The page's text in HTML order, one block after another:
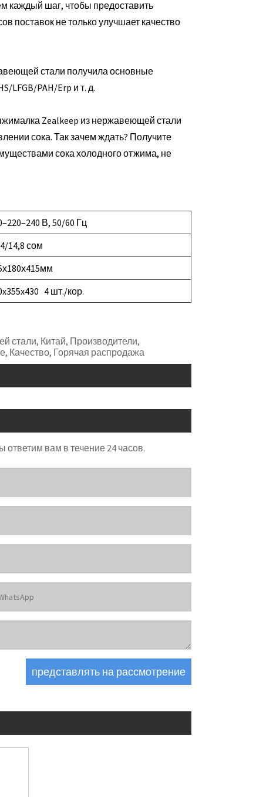
каждый шаг, чтобы предоставить
поставок не только улучшает качество
стали получила основные
LFGB/PAH/Erp и т. д.
Zealkeep из нержавеющей стали
сока. Так зачем ждать? Получите
сока холодного отжима, не
В, 50/60 Гц
14,8 сом
4 шт./кор.
стали, Китай, Производители,
Качество, Горячая распродажа
вам в течение 24 часов.